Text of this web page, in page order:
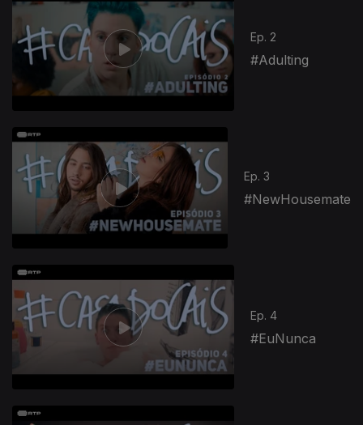
Ep. 2
#Adulting
Ep. 3
#NewHousemate
Ep. 4
#EuNunca